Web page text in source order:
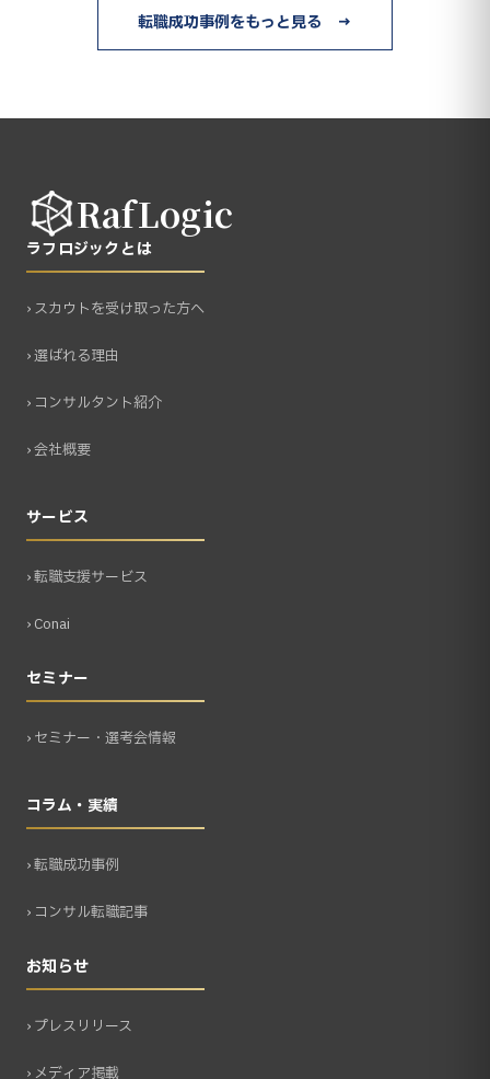
転職成功事例をもっと見る →
RafLogic
ラフロジックとは
› スカウトを受け取った方へ
› 選ばれる理由
› コンサルタント紹介
› 会社概要
サービス
› 転職支援サービス
› Conai
セミナー
› セミナー・選考会情報
コラム・実績
› 転職成功事例
› コンサル転職記事
お知らせ
› プレスリリース
› メディア掲載